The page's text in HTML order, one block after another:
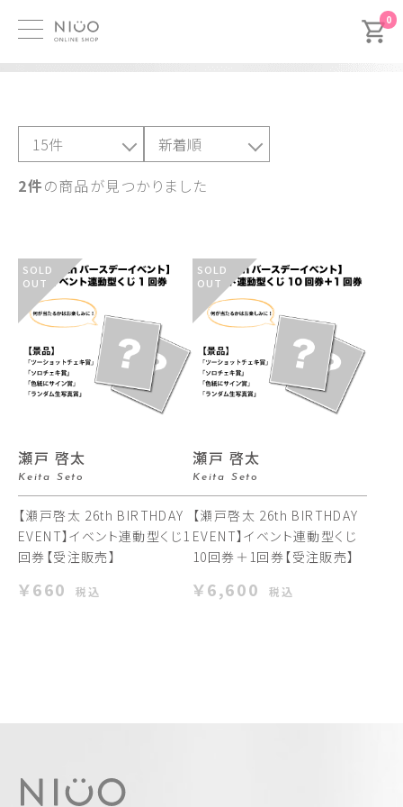
0
2件の商品が見つかりました
SOLD
OUT
瀬戸 啓太
Keita Seto
【瀬戸啓太 26th BIRTHDAY
EVENT】イベント連動型くじ1
回券【受注販売】
￥660 税込
SOLD
OUT
瀬戸 啓太
Keita Seto
【瀬戸啓太 26th BIRTHDAY
EVENT】イベント連動型くじ
10回券＋1回券【受注販売】
￥6,600 税込